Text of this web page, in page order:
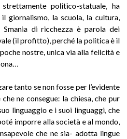
politico-statuale, ha
giornalismo, la scuola, la cultura,
Smania di ricchezza è parola dei
(il profitto), perché la politica è il
nostre, unica via alla felicità e
tanto se non fosse per l’evidente
ne consegue: la chiesa, che pur
linguaggio e i suoi linguaggi, che
imporre alla società e al mondo,
che ne sia- adotta lingue